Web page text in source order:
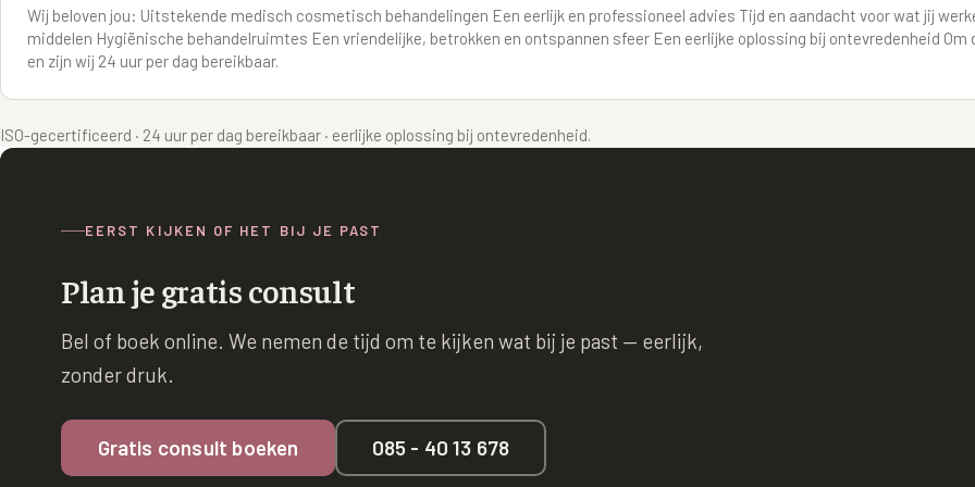
Wij beloven jou: Uitstekende medisch cosmetisch behandelingen Een eerlijk en professioneel advies Tijd en aandacht voor wat jij
middelen Hygiënische behandelruimtes Een vriendelijke, betrokken en ontspannen sfeer Een eerlijke oplossing bij ontevredenheid
en zijn wij 24 uur per dag bereikbaar.
ISO-gecertificeerd · 24 uur per dag bereikbaar · eerlijke oplossing bij ontevredenheid.
EERST KIJKEN OF HET BIJ JE PAST
Plan je gratis consult
Bel of boek online. We nemen de tijd om te kijken wat bij je past — eerlijk,
zonder druk.
Gratis consult boeken 085 - 40 13 678